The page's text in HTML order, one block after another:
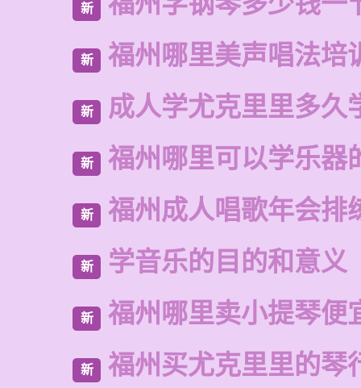
新
新 福州哪里美声唱法培
新 成人学尤克里里多久
新 福州哪里可以学乐器
新 福州成人唱歌年会排
新 学音乐的目的和意义
新 福州哪里卖小提琴便
新 福州买尤克里里的琴